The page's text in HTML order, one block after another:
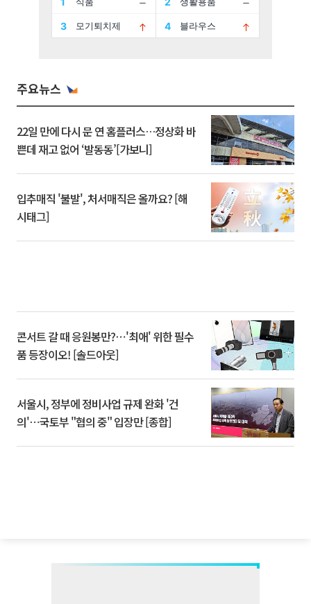
주요뉴스
22일 만에 다시 문 연 홈플러스…정상화 바
쁜데 재고 없어 ‘발동동’[가보니]
입추매직 '불발', 처서매직은 올까요? [해
시태그]
콘서트 갈 때 응원봉만?⋯'최애' 위한 필수
품 등장이오! [솔드아웃]
서울시, 정부에 정비사업 규제 완화 '건
의'⋯국토부 "협의 중" 입장만 [종합]